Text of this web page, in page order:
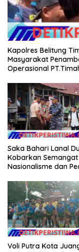
Kapolres Belitung
Masyarakat
Operasional
Saka Bahari Lanal
Kobarkan Semangat
Nasionalisme dan
Voli Putra Kota